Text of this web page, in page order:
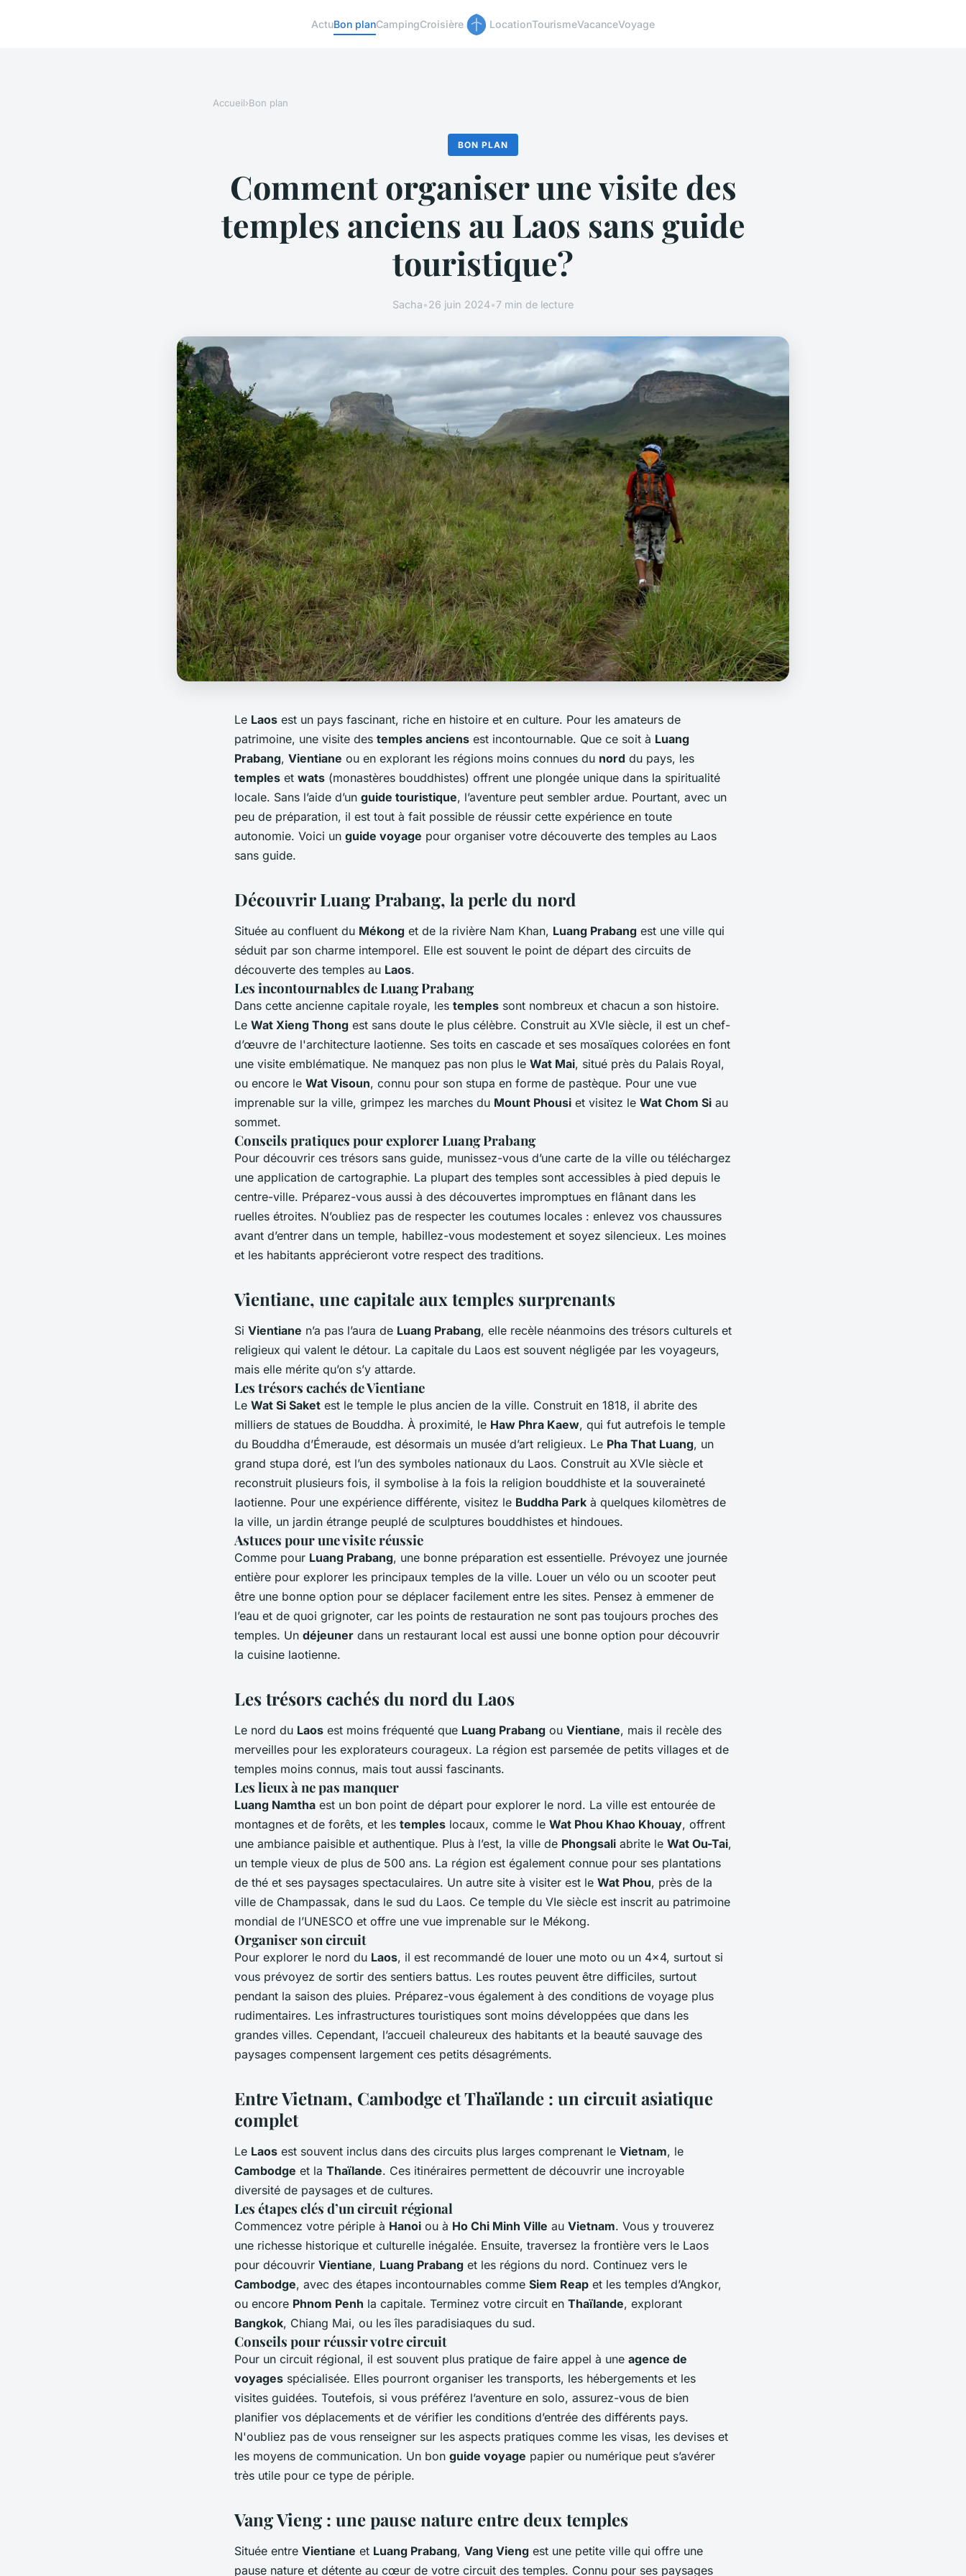
ActuBon planCampingCroisière LocationTourismeVacanceVoyage
Accueil›Bon plan
BON PLAN
Comment organiser une visite des
temples anciens au Laos sans guide
touristique?
Sacha•26 juin 2024•7 min de lecture
Le Laos est un pays fascinant, riche en histoire et en culture. Pour les amateurs de
patrimoine, une visite des temples anciens est incontournable. Que ce soit à Luang
Prabang, Vientiane ou en explorant les régions moins connues du nord du pays, les
temples et wats (monastères bouddhistes) offrent une plongée unique dans la spiritualité
locale. Sans l’aide d’un guide touristique, l’aventure peut sembler ardue. Pourtant, avec un
peu de préparation, il est tout à fait possible de réussir cette expérience en toute
autonomie. Voici un guide voyage pour organiser votre découverte des temples au Laos
sans guide.
Découvrir Luang Prabang, la perle du nord
Située au confluent du Mékong et de la rivière Nam Khan, Luang Prabang est une ville qui
séduit par son charme intemporel. Elle est souvent le point de départ des circuits de
découverte des temples au Laos.
Les incontournables de Luang Prabang
Dans cette ancienne capitale royale, les temples sont nombreux et chacun a son histoire.
Le Wat Xieng Thong est sans doute le plus célèbre. Construit au XVIe siècle, il est un chef-
d’œuvre de l'architecture laotienne. Ses toits en cascade et ses mosaïques colorées en font
une visite emblématique. Ne manquez pas non plus le Wat Mai, situé près du Palais Royal,
ou encore le Wat Visoun, connu pour son stupa en forme de pastèque. Pour une vue
imprenable sur la ville, grimpez les marches du Mount Phousi et visitez le Wat Chom Si au
sommet.
Conseils pratiques pour explorer Luang Prabang
Pour découvrir ces trésors sans guide, munissez-vous d’une carte de la ville ou téléchargez
une application de cartographie. La plupart des temples sont accessibles à pied depuis le
centre-ville. Préparez-vous aussi à des découvertes impromptues en flânant dans les
ruelles étroites. N’oubliez pas de respecter les coutumes locales : enlevez vos chaussures
avant d’entrer dans un temple, habillez-vous modestement et soyez silencieux. Les moines
et les habitants apprécieront votre respect des traditions.
Vientiane, une capitale aux temples surprenants
Si Vientiane n’a pas l’aura de Luang Prabang, elle recèle néanmoins des trésors culturels et
religieux qui valent le détour. La capitale du Laos est souvent négligée par les voyageurs,
mais elle mérite qu’on s’y attarde.
Les trésors cachés de Vientiane
Le Wat Si Saket est le temple le plus ancien de la ville. Construit en 1818, il abrite des
milliers de statues de Bouddha. À proximité, le Haw Phra Kaew, qui fut autrefois le temple
du Bouddha d’Émeraude, est désormais un musée d’art religieux. Le Pha That Luang, un
grand stupa doré, est l’un des symboles nationaux du Laos. Construit au XVIe siècle et
reconstruit plusieurs fois, il symbolise à la fois la religion bouddhiste et la souveraineté
laotienne. Pour une expérience différente, visitez le Buddha Park à quelques kilomètres de
la ville, un jardin étrange peuplé de sculptures bouddhistes et hindoues.
Astuces pour une visite réussie
Comme pour Luang Prabang, une bonne préparation est essentielle. Prévoyez une journée
entière pour explorer les principaux temples de la ville. Louer un vélo ou un scooter peut
être une bonne option pour se déplacer facilement entre les sites. Pensez à emmener de
l’eau et de quoi grignoter, car les points de restauration ne sont pas toujours proches des
temples. Un déjeuner dans un restaurant local est aussi une bonne option pour découvrir
la cuisine laotienne.
Les trésors cachés du nord du Laos
Le nord du Laos est moins fréquenté que Luang Prabang ou Vientiane, mais il recèle des
merveilles pour les explorateurs courageux. La région est parsemée de petits villages et de
temples moins connus, mais tout aussi fascinants.
Les lieux à ne pas manquer
Luang Namtha est un bon point de départ pour explorer le nord. La ville est entourée de
montagnes et de forêts, et les temples locaux, comme le Wat Phou Khao Khouay, offrent
une ambiance paisible et authentique. Plus à l’est, la ville de Phongsali abrite le Wat Ou-Tai,
un temple vieux de plus de 500 ans. La région est également connue pour ses plantations
de thé et ses paysages spectaculaires. Un autre site à visiter est le Wat Phou, près de la
ville de Champassak, dans le sud du Laos. Ce temple du VIe siècle est inscrit au patrimoine
mondial de l’UNESCO et offre une vue imprenable sur le Mékong.
Organiser son circuit
Pour explorer le nord du Laos, il est recommandé de louer une moto ou un 4x4, surtout si
vous prévoyez de sortir des sentiers battus. Les routes peuvent être difficiles, surtout
pendant la saison des pluies. Préparez-vous également à des conditions de voyage plus
rudimentaires. Les infrastructures touristiques sont moins développées que dans les
grandes villes. Cependant, l’accueil chaleureux des habitants et la beauté sauvage des
paysages compensent largement ces petits désagréments.
Entre Vietnam, Cambodge et Thaïlande : un circuit asiatique
complet
Le Laos est souvent inclus dans des circuits plus larges comprenant le Vietnam, le
Cambodge et la Thaïlande. Ces itinéraires permettent de découvrir une incroyable
diversité de paysages et de cultures.
Les étapes clés d’un circuit régional
Commencez votre périple à Hanoi ou à Ho Chi Minh Ville au Vietnam. Vous y trouverez
une richesse historique et culturelle inégalée. Ensuite, traversez la frontière vers le Laos
pour découvrir Vientiane, Luang Prabang et les régions du nord. Continuez vers le
Cambodge, avec des étapes incontournables comme Siem Reap et les temples d’Angkor,
ou encore Phnom Penh la capitale. Terminez votre circuit en Thaïlande, explorant
Bangkok, Chiang Mai, ou les îles paradisiaques du sud.
Conseils pour réussir votre circuit
Pour un circuit régional, il est souvent plus pratique de faire appel à une agence de
voyages spécialisée. Elles pourront organiser les transports, les hébergements et les
visites guidées. Toutefois, si vous préférez l’aventure en solo, assurez-vous de bien
planifier vos déplacements et de vérifier les conditions d’entrée des différents pays.
N'oubliez pas de vous renseigner sur les aspects pratiques comme les visas, les devises et
les moyens de communication. Un bon guide voyage papier ou numérique peut s’avérer
très utile pour ce type de périple.
Vang Vieng : une pause nature entre deux temples
Située entre Vientiane et Luang Prabang, Vang Vieng est une petite ville qui offre une
pause nature et détente au cœur de votre circuit des temples. Connu pour ses paysages